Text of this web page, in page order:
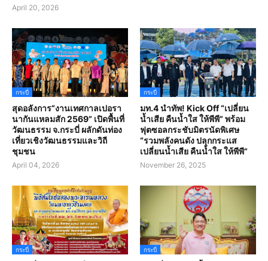
April 20, 2026
กระบี่
สุดอลังการ“งานเทศกาลเปอรา
นากันแหลมสัก 2569” เปิดพื้นที่
วัฒนธรรม จ.กระบี่ ผลักดันท่อง
เที่ยวเชิงวัฒนธรรมและวิถี
ชุมชน
April 04, 2026
กระบี่
มท.4 นำทัพ! Kick Off “เปลี่ยน
น้ำเสีย คืนน้ำใส ให้พีพี” พร้อม
ฟุตซอลกระชับมิตรนัดพิเศษ
“รวมพลังคนดัง ปลุกกระแส
เปลี่ยนน้ำเสีย คืนน้ำใส ให้พีพี”
November 26, 2025
กระบี่ กระบี่